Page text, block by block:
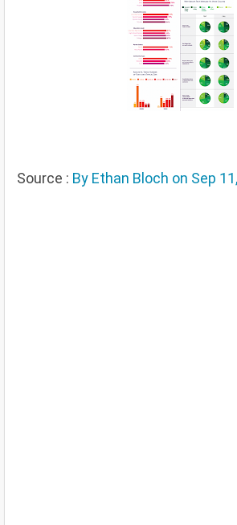
Source : By Ethan Bloch on Sep